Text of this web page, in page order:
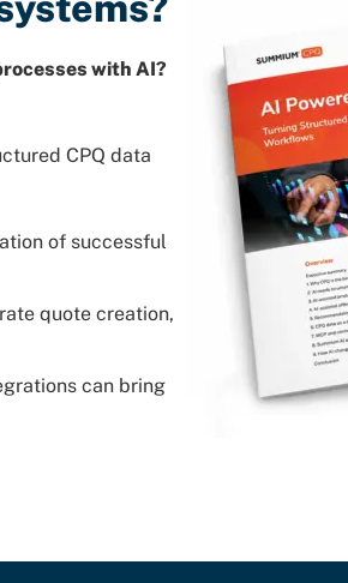
with AI?
CPQ data
of successful
quote creation,
can bring